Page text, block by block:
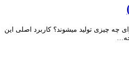
چه چیزی تولید میشوند؟ کاربرد اصلی این